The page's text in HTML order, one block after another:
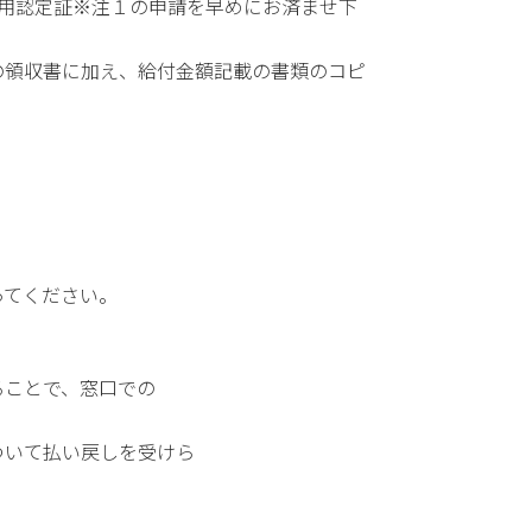
収書に加え、給付金額記載の書類のコピ
ください。
ることで、窓口での
て払い戻しを受けら